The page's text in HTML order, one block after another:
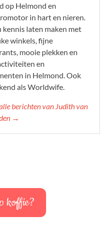
op Helmond en
in hart en nieren.
kennis laten maken met
winkels, fijne
mooie plekken en
en
in Helmond. Ook
als Worldwife.
berichten van Judith van
→
koffie?